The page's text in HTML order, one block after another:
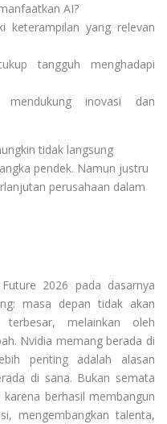
AI?
keterampilan yang relevan
tangguh menghadapi
mendukung inovasi dan
tidak langsung
pendek. Namun justru
perusahaan dalam
2026 pada dasarnya
masa depan tidak akan
terbesar, melainkan oleh
Nvidia memang berada di
penting adalah alasan
di sana. Bukan semata
berhasil membangun
mengembangkan talenta,